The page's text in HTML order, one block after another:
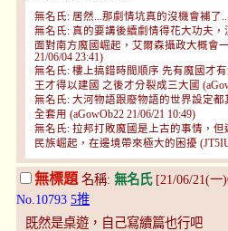
無名氏: 居然...那劇情坑真的沒機會補了
無名氏: 真的要講後續劇情得花大功夫，
面對南方魔國崛起，艾爾森攝政大概會
21/06/04 23:41)
無名氏: 樓上搞錯時間順序 先有魔國才
王才得以建國 之後才分裂成三大國
無名氏: 大河物語跟廢物語的世界設定
全套用 (aGowOb22 21/06/21 10:49)
無名氏: 拉邦打敗魔國是上古的事情，
民族崛起，在邊境帶來極大的困擾
無標題 名稱: 無名氏[21/06/21(一
No.10793 5推
既然是桌遊，自己寫續篇也行吧